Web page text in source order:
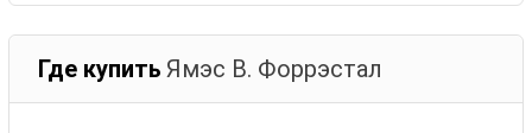
Где купить Ямэс В. Форрэстал